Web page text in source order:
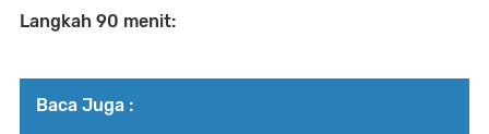
Langkah 90 menit:
Baca Juga :